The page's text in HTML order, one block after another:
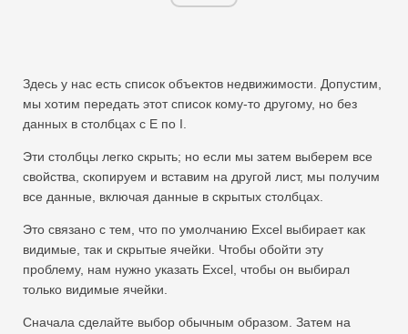
Здесь у нас есть список объектов недвижимости. Допустим,
мы хотим передать этот список кому-то другому, но без
данных в столбцах с E по I.
Эти столбцы легко скрыть; но если мы затем выберем все
свойства, скопируем и вставим на другой лист, мы получим
все данные, включая данные в скрытых столбцах.
Это связано с тем, что по умолчанию Excel выбирает как
видимые, так и скрытые ячейки. Чтобы обойти эту
проблему, нам нужно указать Excel, чтобы он выбирал
только видимые ячейки.
Сначала сделайте выбор обычным образом. Затем на